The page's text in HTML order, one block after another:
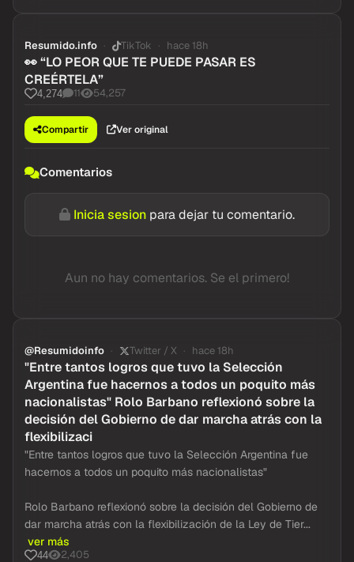
Resumido.info TikTok hace 18h
👀 “LO PEOR QUE TE PUEDE PASAR ES
CREÉRTELA”
4,274 11 54,257
Compartir Ver original
Comentarios
Inicia sesion para dejar tu comentario.
Aun no hay comentarios. Se el primero!
@Resumidoinfo Twitter / X hace 18h
"Entre tantos logros que tuvo la Selección
Argentina fue hacernos a todos un poquito más
nacionalistas" Rolo Barbano reflexionó sobre la
decisión del Gobierno de dar marcha atrás con la
flexibilizaci
"Entre tantos logros que tuvo la Selección Argentina fue
hacernos a todos un poquito más nacionalistas"
Rolo Barbano reflexionó sobre la decisión del Gobierno de
dar marcha atrás con la flexibilización de la Ley de Tier...
ver más
44 2,405